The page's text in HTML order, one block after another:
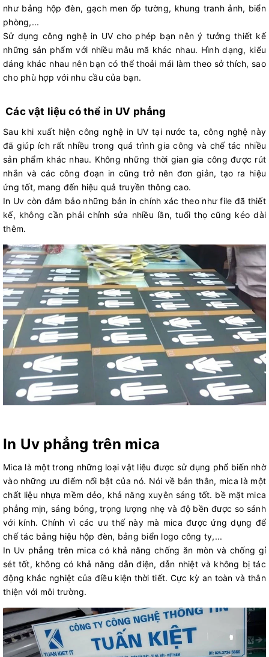
như bảng hộp đèn, gạch men ốp tường, khung tranh ảnh, biển
phòng,...
Sử dụng công nghệ in UV cho phép bạn nên ý tưởng thiết kế
những sản phẩm với nhiều mẫu mã khác nhau. Hình dạng, kiểu
dáng khác nhau nên bạn có thể thoải mái làm theo sở thích, sao
cho phù hợp với nhu cầu của bạn.
Các vật liệu có thể in UV phẳng
Sau khi xuất hiện công nghệ in UV tại nước ta, công nghệ này
đã giúp ích rất nhiều trong quá trình gia công và chế tác nhiều
sản phẩm khác nhau. Không những thời gian gia công được rút
nhắn và các công đoạn in cũng trở nên đơn giản, tạo ra hiệu
ứng tốt, mang đến hiệu quả truyền thông cao.
In Uv còn đảm bảo những bản in chính xác theo như file đã thiết
kế, không cần phải chỉnh sửa nhiều lần, tuổi thọ cũng kéo dài
thêm.
In Uv phẳng trên mica
Mica là một trong những loại vật liệu được sử dụng phổ biến nhờ
vào những ưu điểm nổi bật của nó. Nói về bản thân, mica là một
chất liệu nhựa mềm dẻo, khả năng xuyên sáng tốt. bề mặt mica
phẳng mịn, sáng bóng, trọng lượng nhẹ và độ bền được so sánh
với kính. Chính vì các ưu thế này mà mica được ứng dụng để
chế tác bảng hiệu hộp đèn, bảng biển logo công ty,...
In Uv phẳng trên mica có khả năng chống ăn mòn và chống gỉ
sét tốt, không có khả năng dẫn điện, dẫn nhiệt và không bị tác
động khắc nghiệt của điều kiện thời tiết. Cực kỳ an toàn và thân
thiện với môi trường.